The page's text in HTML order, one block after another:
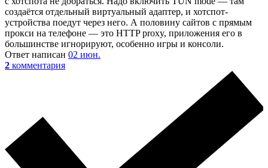
создаётся отдельный виртуальный адаптер, и хотспот-
устройства поедут через него. А половину сайтов с прямым
прокси на телефоне — это HTTP proxy, приложения его в
большинстве игнорируют, особенно игры и консоли.
Ответ написан 02 июн.
2 комментария